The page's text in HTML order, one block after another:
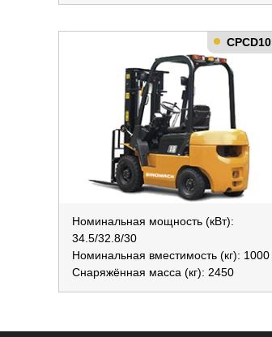
CPCD10
Номинальная мощность (кВт):
34.5/32.8/30
Номинальная вместимость (кг): 1000
Снаряжённая масса (кг): 2450